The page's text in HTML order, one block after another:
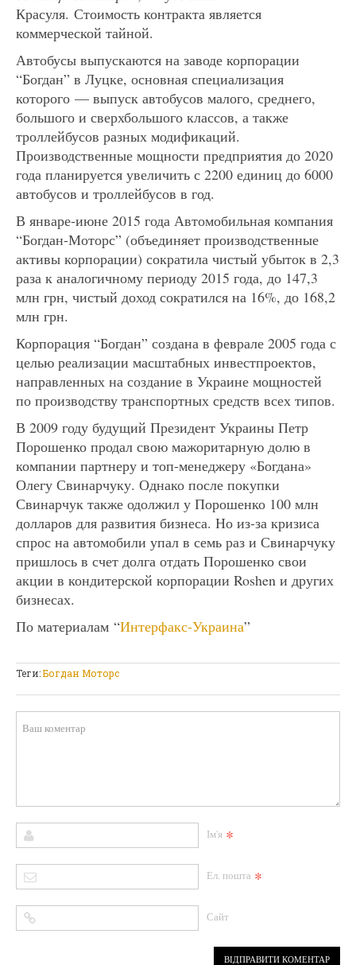
Красуля. Стоимость контракта является
коммерческой тайной.
Автобусы выпускаются на заводе корпорации
“Богдан” в Луцке, основная специализация
которого — выпуск автобусов малого, среднего,
большого и сверхбольшого классов, а также
троллейбусов разных модификаций.
Производственные мощности предприятия до 2020
года планируется увеличить с 2200 единиц до 6000
автобусов и троллейбусов в год.
В январе-июне 2015 года Автомобильная компания
“Богдан-Моторс” (объединяет производственные
активы корпорации) сократила чистый убыток в 2,3
раза к аналогичному периоду 2015 года, до 147,3
млн грн, чистый доход сократился на 16%, до 168,2
млн грн.
Корпорация “Богдан” создана в феврале 2005 года с
целью реализации масштабных инвестпроектов,
направленных на создание в Украине мощностей
по производству транспортных средств всех типов.
В 2009 году будущий Президент Украины Петр
Порошенко продал свою мажоритарную долю в
компании партнеру и топ-менеджеру «Богдана»
Олегу Свинарчуку. Однако после покупки
Свинарчук также одолжил у Порошенко 100 млн
долларов для развития бизнеса. Но из-за кризиса
спрос на автомобили упал в семь раз и Свинарчуку
пришлось в счет долга отдать Порошенко свои
акции в кондитерской корпорации Roshen и других
бизнесах.
По материалам “Интерфакс-Украина”
Теги:Богдан Моторс
Ім'я *
Ел. пошта *
Сайт